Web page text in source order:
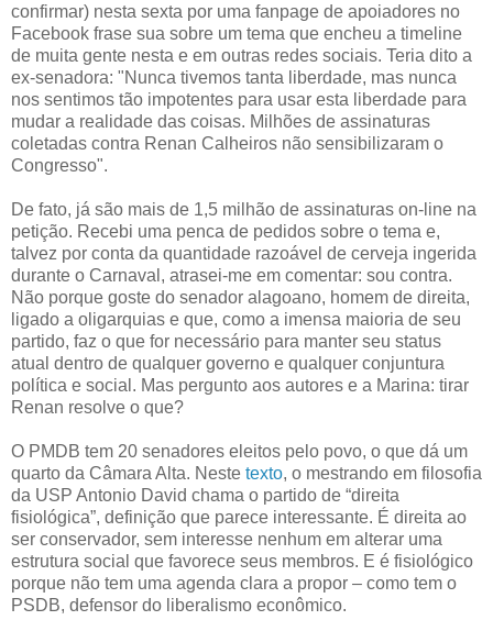
confirmar) nesta sexta por uma fanpage de apoiadores no
Facebook frase sua sobre um tema que encheu a timeline
de muita gente nesta e em outras redes sociais. ‎Teria dito a
ex-senadora: "Nunca tivemos tanta liberdade, mas nunca
nos sentimos tão impotentes para usar esta liberdade para
mudar a realidade das coisas. Milhões de assinaturas
coletadas contra Renan Calheiros não sensibilizaram o
Congresso".
De fato, já são mais de 1,5 milhão de assinaturas on-line na
petição. Recebi uma penca de pedidos sobre o tema e,
talvez por conta da quantidade razoável de cerveja ingerida
durante o Carnaval, atrasei-me em comentar: sou contra.
Não porque goste do senador alagoano, homem de direita,
ligado a oligarquias e que, como a imensa maioria de seu
partido, faz o que for necessário para manter seu status
atual dentro de qualquer governo e qualquer conjuntura
política e social. Mas pergunto aos autores e a Marina: tirar
Renan resolve o que?
O PMDB tem 20 senadores eleitos pelo povo, o que dá um
quarto da Câmara Alta. Neste texto, o mestrando em filosofia
da USP Antonio David chama o partido de “direita
fisiológica”, definição que parece interessante. É direita ao
ser conservador, sem interesse nenhum em alterar uma
estrutura social que favorece seus membros. E é fisiológico
porque não tem uma agenda clara a propor – como tem o
PSDB, defensor do liberalismo econômico.